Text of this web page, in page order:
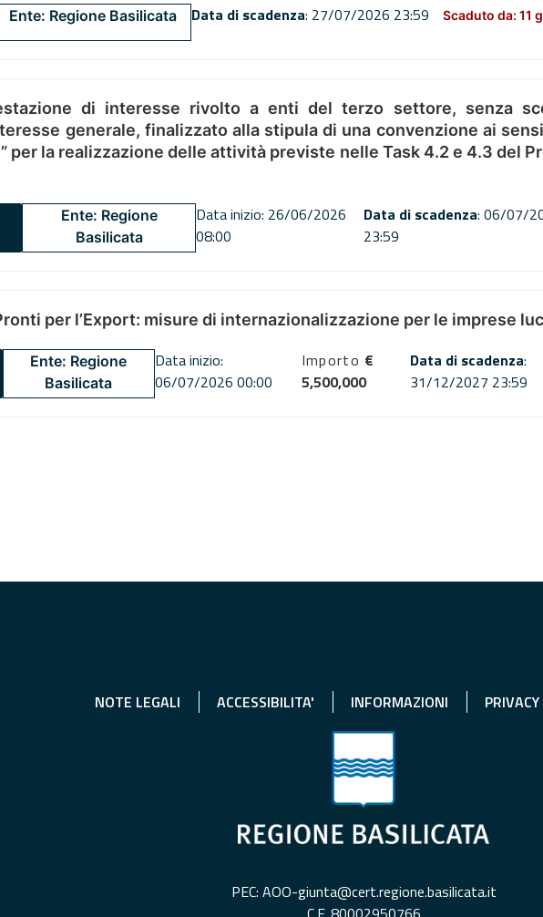
Ente: Regione Basilicata Data di scadenza: 27/07/2026 23:59 Scaduto da: 11
di interesse rivolto a enti del terzo settore, senza
generale, finalizzato alla stipula di una convenzione ai sensi
per la realizzazione delle attività previste nelle Task 4.2 e 4.3 del
Ente: Regione
Basilicata
Data inizio: 26/06/2026
08:00
Data di scadenza: 06/07/
23:59
per l’Export: misure di internazionalizzazione per le imprese
Ente: Regione
Basilicata
Data inizio:
06/07/2026 00:00
Importo €
5,500,000
Data di scadenza:
31/12/2027 23:59
NOTE LEGALI ACCESSIBILITA' INFORMAZIONI PRIVACY
PEC: AOO-giunta@cert.regione.basilicata.it